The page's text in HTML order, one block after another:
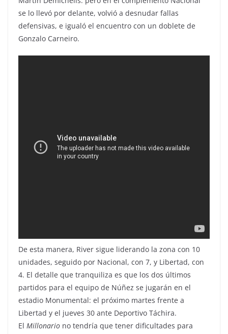
se lo llevó por delante, volvió a desnudar fallas
defensivas, e igualó el encuentro con un doblete de
Gonzalo Carneiro.
De esta manera, River sigue liderando la zona con 10
unidades, seguido por Nacional, con 7, y Libertad, con
4. El detalle que tranquiliza es que los dos últimos
partidos para el equipo de Núñez se jugarán en el
estadio Monumental: el próximo martes frente a
Libertad y el jueves 30 ante Deportivo Táchira.
El Millonario no tendría que tener dificultades para